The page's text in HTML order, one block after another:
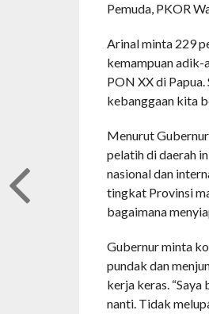
Pemuda, PKOR
Arinal minta 229
kemampuan adik-
PON XX di
kebanggaan kita
Menurut
pelatih di daerah
nasional dan
tingkat Provinsi
bagaimana
Gubernur minta
pundak dan
kerja keras.
nanti. Tidak